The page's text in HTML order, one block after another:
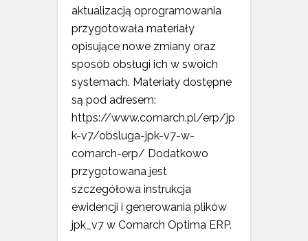
aktualizacją oprogramowania
przygotowała materiały
opisujące nowe zmiany oraz
sposób obsługi ich w swoich
systemach. Materiały dostępne
są pod adresem:
https://www.comarch.pl/erp/jp
k-v7/obsluga-jpk-v7-w-
comarch-erp/ Dodatkowo
przygotowana jest
szczegółowa instrukcja
ewidencji i generowania plików
jpk_v7 w Comarch Optima ERP.